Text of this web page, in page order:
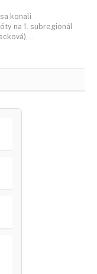
konali
na 1. subregionál